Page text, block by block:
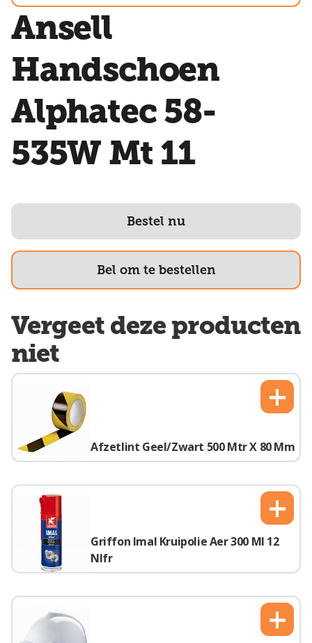
Ansell
Handschoen
Alphatec 58-
535W Mt 11
Bestel nu
Bel om te bestellen
Vergeet deze producten
niet
Afzetlint Geel/Zwart 500 Mtr X 80 Mm
+
Griffon Imal Kruipolie Aer 300 Ml 12
Nlfr
+
+